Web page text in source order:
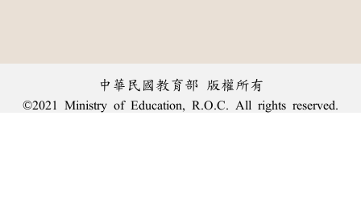
中華民國教育部 版權所有
©2021 Ministry of Education, R.O.C. All rights reserved.